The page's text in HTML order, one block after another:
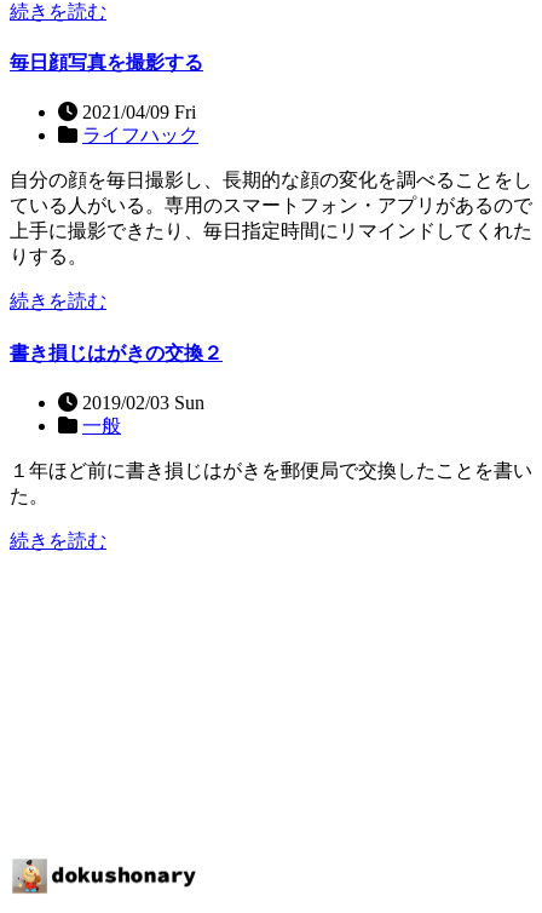
続きを読む
毎日顔写真を撮影する
2021/04/09 Fri
ライフハック
自分の顔を毎日撮影し、長期的な顔の変化を調べることをし
ている人がいる。専用のスマートフォン・アプリがあるので
上手に撮影できたり、毎日指定時間にリマインドしてくれた
りする。
続きを読む
書き損じはがきの交換２
2019/02/03 Sun
一般
１年ほど前に書き損じはがきを郵便局で交換したことを書い
た。
続きを読む